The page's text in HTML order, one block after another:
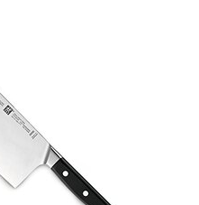
Grand Gourmet